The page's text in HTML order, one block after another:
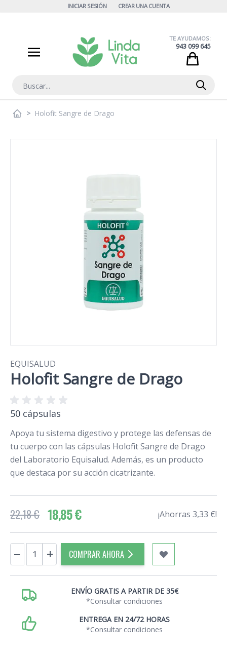
INICIAR SESIÓN CREAR UNA CUENTA
Buscar
TE AYUDAMOS:
943 099 645
> Holofit Sangre de Drago
EQUISALUD
Holofit Sangre de Drago
50 cápsulas
Apoya tu sistema digestivo y protege las defensas de
tu cuerpo con las cápsulas Holofit Sangre de Drago
del Laboratorio Equisalud. Además, es un producto
que destaca por su acción cicatrizante.
22,18 € 18,85 € ¡Ahorras 3,33 €!
Cantidad
− + COMPRAR AHORA
ENVÍO GRATIS A PARTIR DE 35€
*Consultar condiciones
ENTREGA EN 24/72 HORAS
*Consultar condiciones